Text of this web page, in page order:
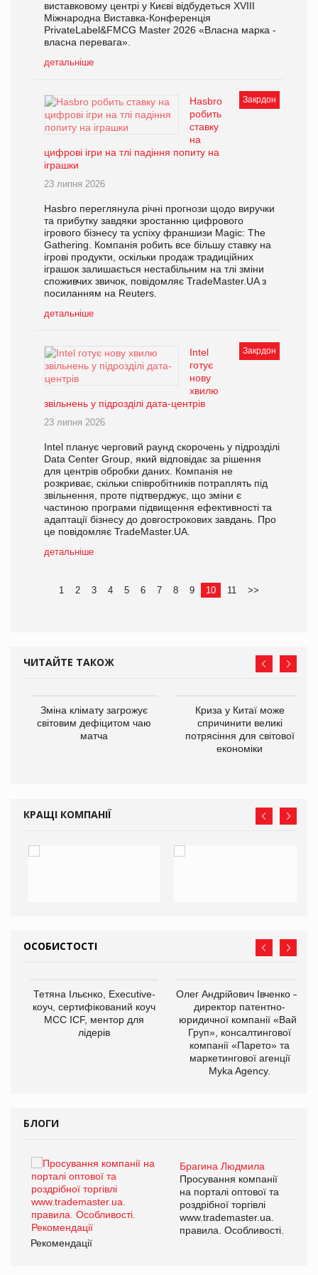
виставковому центрі у Києві відбудеться XVIII
Міжнародна Виставка-Конференція
PrivateLabel&FMCG Master 2026 «Власна марка -
власна перевага».
детальніше
Закрдон
Hasbro
робить
ставку
на
цифрові ігри на тлі падіння попиту на
іграшки
23 липня 2026
Hasbro переглянула річні прогнози щодо виручки
та прибутку завдяки зростанню цифрового
ігрового бізнесу та успіху франшизи Magic: The
Gathering. Компанія робить все більшу ставку на
ігрові продукти, оскільки продаж традиційних
іграшок залишається нестабільним на тлі зміни
споживчих звичок, повідомляє TradeMaster.UA з
посиланням на Reuters.
детальніше
Закрдон
Intel
готує
нову
хвилю
звільнень у підрозділі дата-центрів
23 липня 2026
Intel планує черговий раунд скорочень у підрозділі
Data Center Group, який відповідає за рішення
для центрів обробки даних. Компанія не
розкриває, скільки співробітників потраплять під
звільнення, проте підтверджує, що зміни є
частиною програми підвищення ефективності та
адаптації бізнесу до довгострокових завдань. Про
це повідомляє TradeMaster.UA.
детальніше
1 2 3 4 5 6 7 8 9 10 11 >>
ЧИТАЙТЕ ТАКОЖ
Зміна клімату загрожує
світовим дефіцитом чаю
матча
Криза у Китаї може
спричинити великі
потрясіння для світової
економіки
КРАЩІ КОМПАНІЇ
ОСОБИСТОСТІ
Тетяна Ільєнко, Executive-
коуч, сертифікований коуч
МСС ICF, ментор для
лідерів
Олег Андрійович Івченко —
директор патентно-
юридичної компанії «Вайз
Груп», консалтингової
компанії «Парето» та
маркетингової агенції
Myka Agency.
БЛОГИ
Брагина Людмила
Просування компанії
на порталі оптової та
роздрібної торгівлі
www.trademaster.ua.
правила. Особливості.
Рекомендації